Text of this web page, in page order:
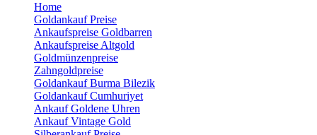
Home
Goldankauf Preise
Ankaufspreise Goldbarren
Ankaufspreise Altgold
Goldmünzenpreise
Zahngoldpreise
Goldankauf Burma Bilezik
Goldankauf Cumhuriyet
Ankauf Goldene Uhren
Ankauf Vintage Gold